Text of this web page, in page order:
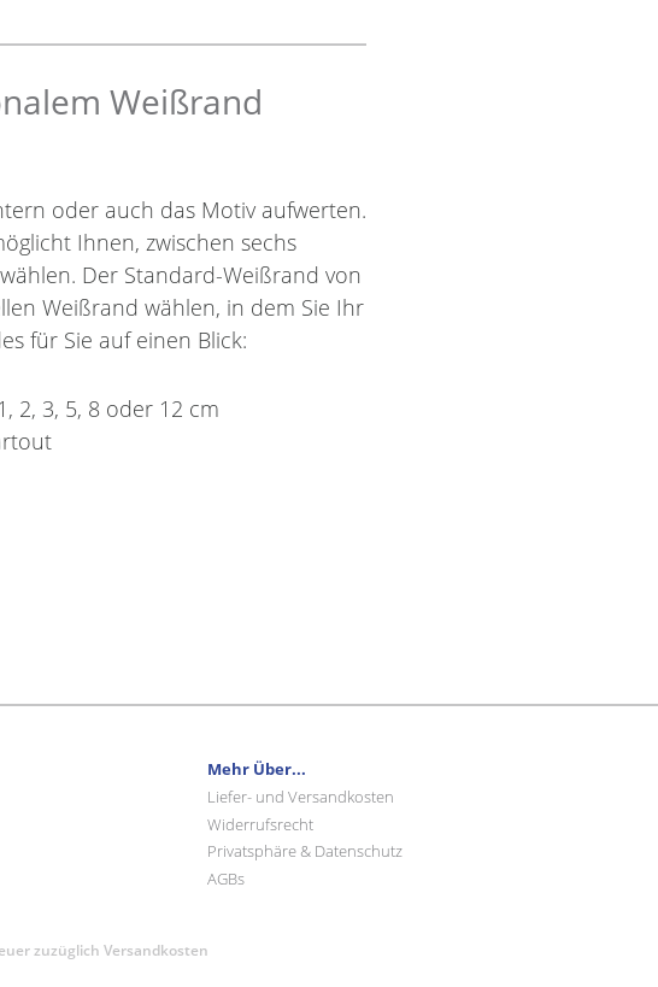
Weißrand
oder auch das Motiv aufwerten.
Ihnen, zwischen sechs
Der Standard-Weißrand von
Weißrand wählen, in dem Sie Ihr
für Sie auf einen Blick:
2, 3, 5, 8 oder 12 cm
Mehr Über...
Liefer- und Versandkosten
Widerrufsrecht
Privatsphäre & Datenschutz
AGBs
zuzüglich Versandkosten